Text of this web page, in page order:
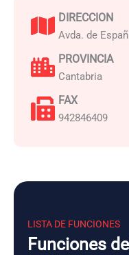
DIRECCION
Avda. de
PROVINCIA
Cantabria
FAX
942846409
LISTA DE FUNCIONES
Funciones